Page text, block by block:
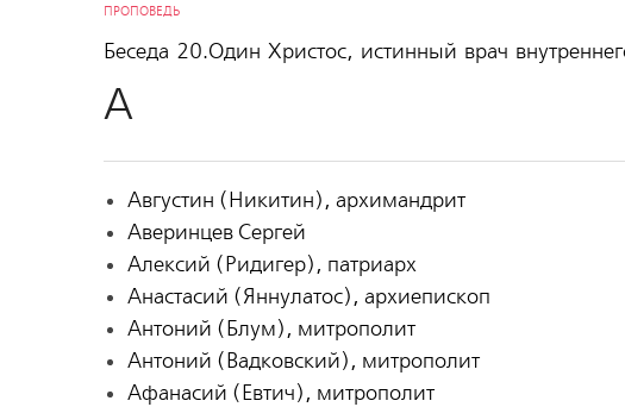
ПРОПОВЕДЬ
Беседа 20.Один Христос, истинный врач
А
Августин (Никитин), архимандрит
Аверинцев Сергей
Алексий (Ридигер), патриарх
Анастасий (Яннулатос), архиепископ
Антоний (Блум), митрополит
Антоний (Вадковский), митрополит
Афанасий (Евтич), митрополит